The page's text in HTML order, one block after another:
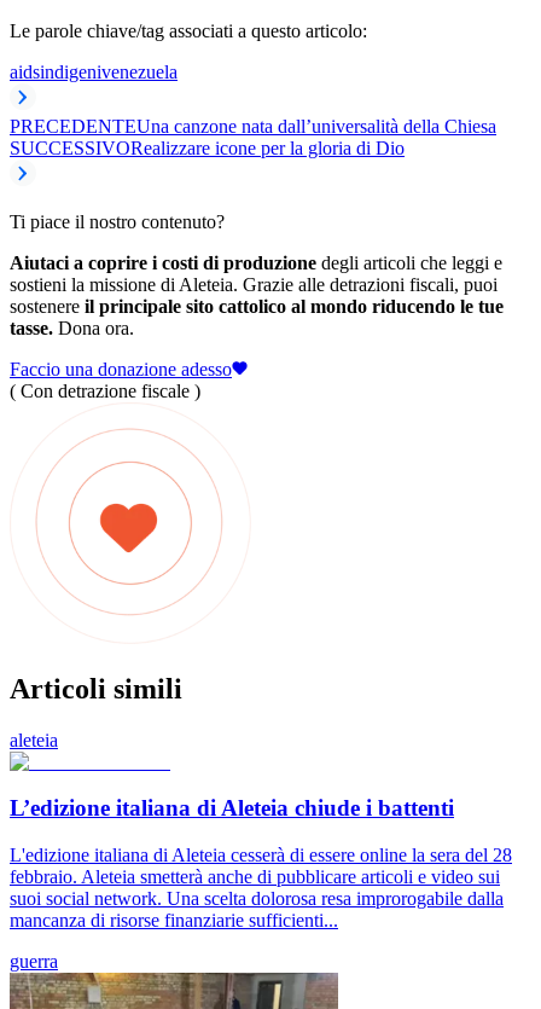
Le parole chiave/tag associati a questo articolo:
aidsindigenivenezuela
PRECEDENTEUna canzone nata dall’universalità della Chiesa
SUCCESSIVORealizzare icone per la gloria di Dio
Ti piace il nostro contenuto?
Aiutaci a coprire i costi di produzione degli articoli che leggi e
sostieni la missione di Aleteia. Grazie alle detrazioni fiscali, puoi
sostenere il principale sito cattolico al mondo riducendo le tue
tasse. Dona ora.
Faccio una donazione adesso
( Con detrazione fiscale )
Articoli simili
aleteia
L’edizione italiana di Aleteia chiude i battenti
L'edizione italiana di Aleteia cesserà di essere online la sera del 28
febbraio. Aleteia smetterà anche di pubblicare articoli e video sui
suoi social network. Una scelta dolorosa resa improrogabile dalla
mancanza di risorse finanziarie sufficienti...
guerra